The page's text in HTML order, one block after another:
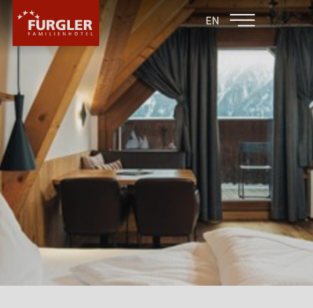
EN
ZURÜCK ZU DEN
FAMILIENHOTELS
FAMILIENHOTEL
POST
HOTEL
ZIMMER & PREISE
WELLNESS